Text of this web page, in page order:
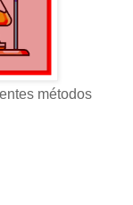
métodos